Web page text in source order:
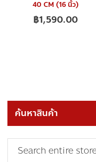
40 CM (16 นิ้ว)
฿1,590.00
ค้นหาสินค้า